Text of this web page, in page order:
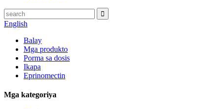
English
Balay
Mga produkto
Porma sa dosis
Ikapa
Eprinomectin
Mga kategoriya